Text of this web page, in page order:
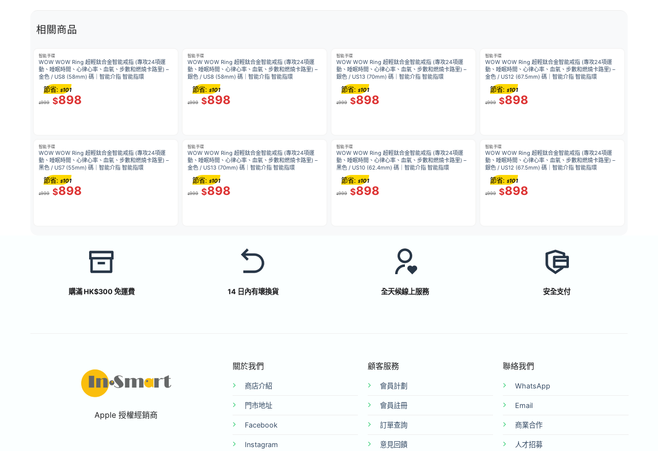
相關商品
智能手環
WOW WOW Ring 超輕鈦合金智能戒指 (專攻24項運
動、睡眠時間、心律心率、血氧、步數和燃燒卡路里) –
金色 / US8 (58mm) 碼｜智能介指 智能指環
$999 $898
節省: $101
智能手環
WOW WOW Ring 超輕鈦合金智能戒指 (專攻24項運
動、睡眠時間、心律心率、血氧、步數和燃燒卡路里) –
銀色 / US8 (58mm) 碼｜智能介指 智能指環
$999 $898
節省: $101
智能手環
WOW WOW Ring 超輕鈦合金智能戒指 (專攻24項運
動、睡眠時間、心律心率、血氧、步數和燃燒卡路里) –
銀色 / US13 (70mm) 碼｜智能介指 智能指環
$999 $898
節省: $101
智能手環
WOW WOW Ring 超輕鈦合金智能戒指 (專攻24項運
動、睡眠時間、心律心率、血氧、步數和燃燒卡路里) –
金色 / US12 (67.5mm) 碼｜智能介指 智能指環
$999 $898
節省: $101
智能手環
WOW WOW Ring 超輕鈦合金智能戒指 (專攻24項運
動、睡眠時間、心律心率、血氧、步數和燃燒卡路里) –
黑色 / US7 (55mm) 碼｜智能介指 智能指環
$999 $898
節省: $101
智能手環
WOW WOW Ring 超輕鈦合金智能戒指 (專攻24項運
動、睡眠時間、心律心率、血氧、步數和燃燒卡路里) –
金色 / US13 (70mm) 碼｜智能介指 智能指環
$999 $898
節省: $101
智能手環
WOW WOW Ring 超輕鈦合金智能戒指 (專攻24項運
動、睡眠時間、心律心率、血氧、步數和燃燒卡路里) –
黑色 / US10 (62.4mm) 碼｜智能介指 智能指環
$999 $898
節省: $101
智能手環
WOW WOW Ring 超輕鈦合金智能戒指 (專攻24項運
動、睡眠時間、心律心率、血氧、步數和燃燒卡路里) –
銀色 / US12 (67.5mm) 碼｜智能介指 智能指環
$999 $898
節省: $101
購滿 HK$300 免運費 14 日內有壞換貨 全天候線上服務 安全支付
Apple 授權經銷商
關於我們
商店介紹
門市地址
Facebook
Instagram
顧客服務
會員計劃
會員註冊
訂單查詢
意見回饋
聯絡我們
WhatsApp
Email
商業合作
人才招募